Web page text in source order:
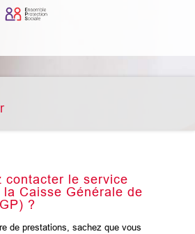
contacter le service
Caisse Générale de
?
de prestations, sachez que vous